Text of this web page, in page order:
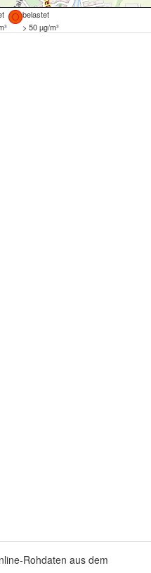
belastet
> 50 µg/m³
Rohdaten aus dem